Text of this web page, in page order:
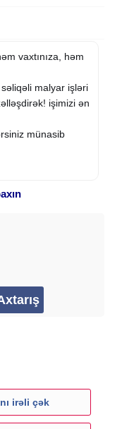
vaxtınıza, həm
malyar işləri
işimizi ən
münasib
irəli çək